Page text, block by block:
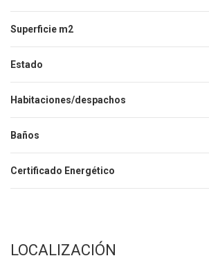
Superficie m2
Estado
Habitaciones/despachos
Baños
Certificado Energético
LOCALIZACIÓN